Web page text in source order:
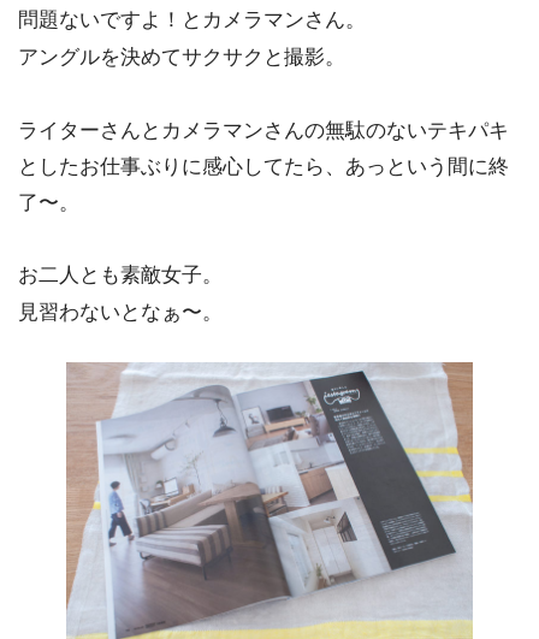
問題ないですよ！とカメラマンさん。
アングルを決めてサクサクと撮影。
ライターさんとカメラマンさんの無駄のないテキパキ
としたお仕事ぶりに感心してたら、あっという間に終
了〜。
お二人とも素敵女子。
見習わないとなぁ〜。